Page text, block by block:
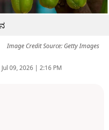
Image Credit Source: Getty Images
Jul 09, 2026 | 2:16 PM